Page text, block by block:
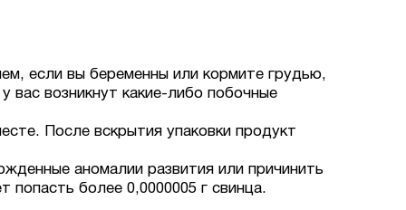
если вы беременны или кормите грудью,
вас возникнут какие-либо побочные
После вскрытия упаковки продукт
аномалии развития или причинить
попасть более 0,0000005 г свинца.